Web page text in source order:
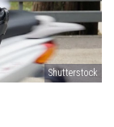
Shutterstock